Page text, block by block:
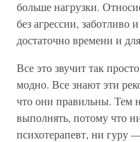
больше нагрузки.
без агрессии, заботливо
достаточно времени и
Все это звучит так
модно. Все знают эти
что они правильны. Тем
выполнять, потому что
психотерапевт, ни гуру